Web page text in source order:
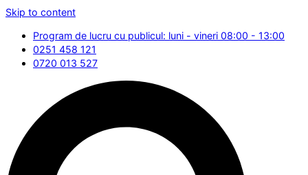
Skip to content
Program de lucru cu publicul: luni - vineri 08:00 - 13:00
0251 458 121
0720 013 527